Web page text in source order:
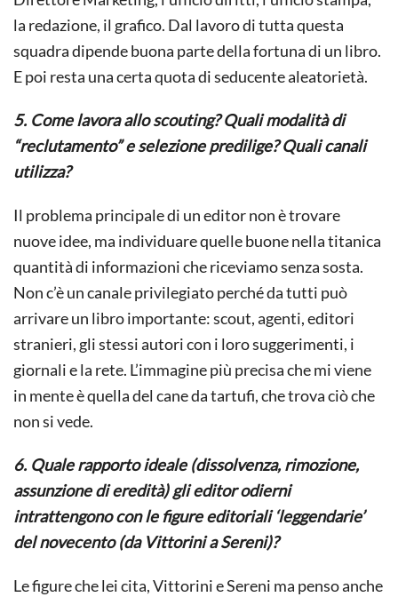
la redazione, il grafico. Dal lavoro di tutta questa
squadra dipende buona parte della fortuna di un libro.
E poi resta una certa quota di seducente aleatorietà.
5. Come lavora allo scouting? Quali modalità di
“reclutamento” e selezione predilige? Quali canali
utilizza?
Il problema principale di un editor non è trovare
nuove idee, ma individuare quelle buone nella titanica
quantità di informazioni che riceviamo senza sosta.
Non c’è un canale privilegiato perché da tutti può
arrivare un libro importante: scout, agenti, editori
stranieri, gli stessi autori con i loro suggerimenti, i
giornali e la rete. L’immagine più precisa che mi viene
in mente è quella del cane da tartufi, che trova ciò che
non si vede.
6. Quale rapporto ideale (dissolvenza, rimozione,
assunzione di eredità) gli editor odierni
intrattengono con le figure editoriali ‘leggendarie’
del novecento (da Vittorini a Sereni)?
Le figure che lei cita, Vittorini e Sereni ma penso anche